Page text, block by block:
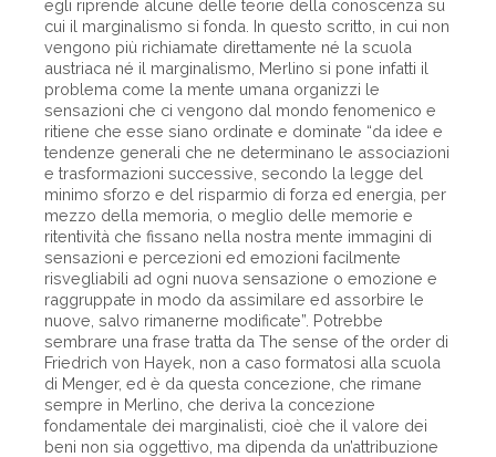
egli riprende alcune delle teorie della conoscenza su
cui il marginalismo si fonda. In questo scritto, in cui non
vengono più richiamate direttamente né la scuola
austriaca né il marginalismo, Merlino si pone infatti il
problema come la mente umana organizzi le
sensazioni che ci vengono dal mondo fenomenico e
ritiene che esse siano ordinate e dominate “da idee e
tendenze generali che ne determinano le associazioni
e trasformazioni successive, secondo la legge del
minimo sforzo e del risparmio di forza ed energia, per
mezzo della memoria, o meglio delle memorie e
ritentività che fissano nella nostra mente immagini di
sensazioni e percezioni ed emozioni facilmente
risvegliabili ad ogni nuova sensazione o emozione e
raggruppate in modo da assimilare ed assorbire le
nuove, salvo rimanerne modificate”. Potrebbe
sembrare una frase tratta da The sense of the order di
Friedrich von Hayek, non a caso formatosi alla scuola
di Menger, ed è da questa concezione, che rimane
sempre in Merlino, che deriva la concezione
fondamentale dei marginalisti, cioè che il valore dei
beni non sia oggettivo, ma dipenda da un’attribuzione